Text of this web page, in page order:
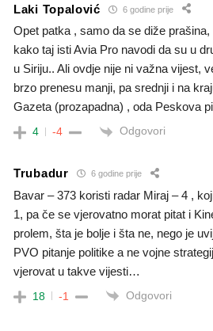
Laki Topalović 6 godine prije
Opet patka , samo da se diže prašina,
kako taj isti Avia Pro navodi da su u
u Siriju.. Ali ovdje nije ni važna vijest,
brzo prenesu manji, pa srednji i na
Gazeta (prozapadna) , oda Peskova
4 -4 Odgovori
Trubadur 6 godine prije
Bavar – 373 koristi radar Miraj – 4 ,
1, pa če se vjerovatno morat pitat i
prolem, šta je bolje i šta ne, nego je
PVO pitanje politike a ne vojne
vjerovat u takve vijesti…
18 -1 Odgovori